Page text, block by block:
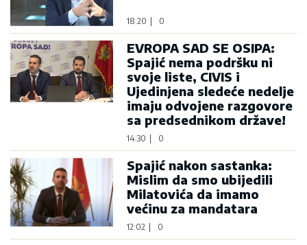
18:20 0
EVROPA SAD SE OSIPA:
Spajić nema podršku ni
svoje liste, CIVIS i
Ujedinjena sledeće nedelje
imaju odvojene razgovore
sa predsednikom države!
14:30 0
Spajić nakon sastanka:
Mislim da smo ubijedili
Milatovića da imamo
većinu za mandatara
12:02 0